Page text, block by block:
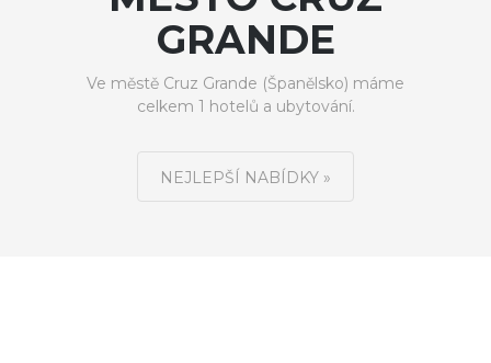
GRANDE
Ve městě Cruz Grande (Španělsko) máme
celkem 1 hotelů a ubytování.
NEJLEPŠÍ NABÍDKY »